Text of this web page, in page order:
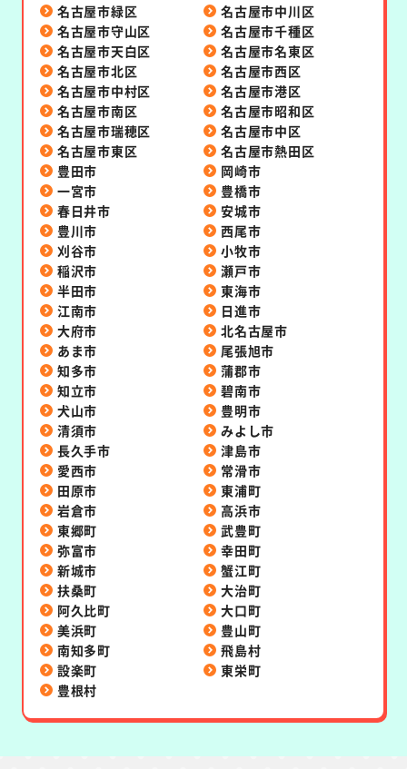
名古屋市緑区
名古屋市中川区
名古屋市守山区
名古屋市千種区
名古屋市天白区
名古屋市名東区
名古屋市北区
名古屋市西区
名古屋市中村区
名古屋市港区
名古屋市南区
名古屋市昭和区
名古屋市瑞穂区
名古屋市中区
名古屋市東区
名古屋市熱田区
豊田市
岡崎市
一宮市
豊橋市
春日井市
安城市
豊川市
西尾市
刈谷市
小牧市
稲沢市
瀬戸市
半田市
東海市
江南市
日進市
大府市
北名古屋市
あま市
尾張旭市
知多市
蒲郡市
知立市
碧南市
犬山市
豊明市
清須市
みよし市
長久手市
津島市
愛西市
常滑市
田原市
東浦町
岩倉市
高浜市
東郷町
武豊町
弥富市
幸田町
新城市
蟹江町
扶桑町
大治町
阿久比町
大口町
美浜町
豊山町
南知多町
飛島村
設楽町
東栄町
豊根村